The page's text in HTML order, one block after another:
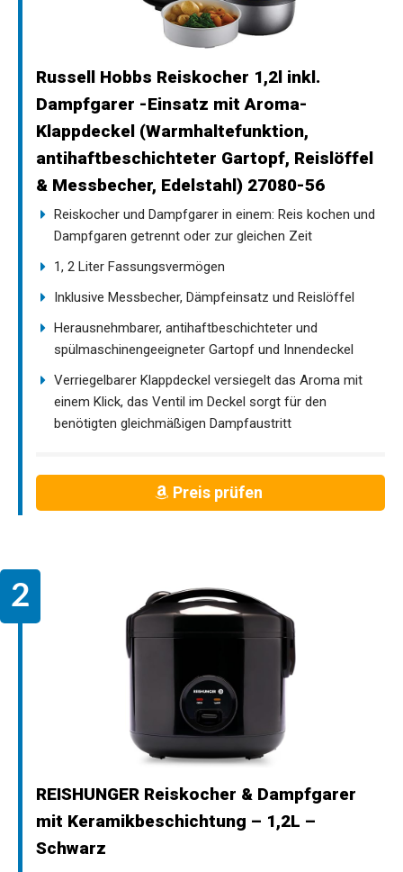
Russell Hobbs Reiskocher 1,2l inkl.
Dampfgarer -Einsatz mit Aroma-
Klappdeckel (Warmhaltefunktion,
antihaftbeschichteter Gartopf, Reislöffel
& Messbecher, Edelstahl) 27080-56
Reiskocher und Dampfgarer in einem: Reis kochen und
Dampfgaren getrennt oder zur gleichen Zeit
1, 2 Liter Fassungsvermögen
Inklusive Messbecher, Dämpfeinsatz und Reislöffel
Herausnehmbarer, antihaftbeschichteter und
spülmaschinengeeigneter Gartopf und Innendeckel
Verriegelbarer Klappdeckel versiegelt das Aroma mit
einem Klick, das Ventil im Deckel sorgt für den
benötigten gleichmäßigen Dampfaustritt
Preis prüfen
REISHUNGER Reiskocher & Dampfgarer
mit Keramikbeschichtung – 1,2L –
Schwarz